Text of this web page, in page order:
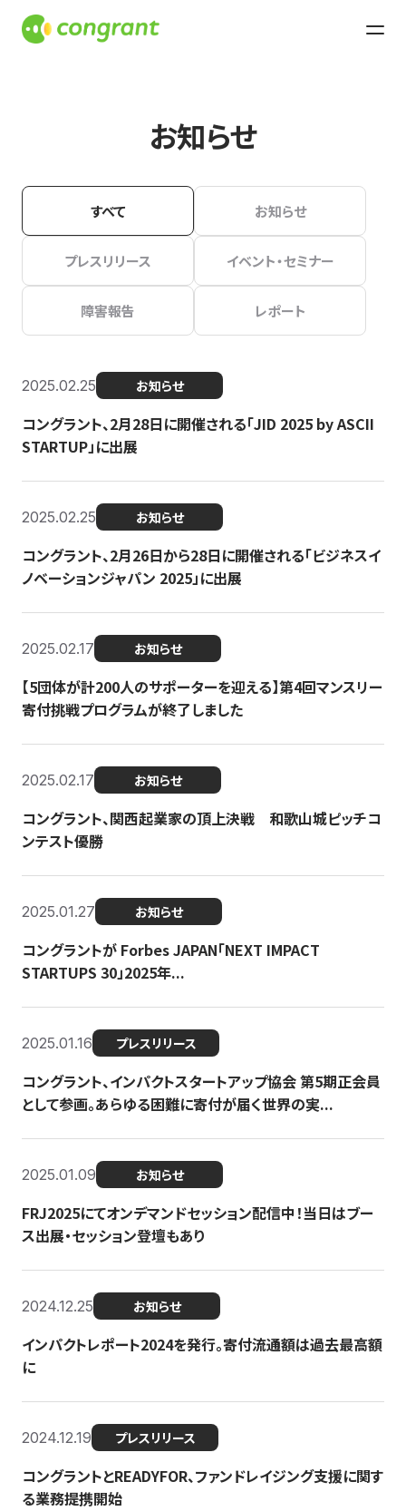
お知らせ
すべて お知らせ
プレスリリース イベント・セミナー
障害報告 レポート
2025.02.25 お知らせ
コングラント、2月28日に開催される「JID 2025 by ASCII
STARTUP」に出展
2025.02.25 お知らせ
コングラント、2月26日から28日に開催される「ビジネスイ
ノベーションジャパン 2025」に出展
2025.02.17 お知らせ
【5団体が計200人のサポーターを迎える】​​第4回マンスリー
寄付挑戦プログラムが終了しました
2025.02.17 お知らせ
コングラント、関西起業家の頂上決戦 和歌山城ピッチコ
ンテスト優勝
2025.01.27 お知らせ
コングラントが Forbes JAPAN「NEXT IMPACT
STARTUPS 30」2025年...
2025.01.16 プレスリリース
コングラント、インパクトスタートアップ協会 第5期正会員
として参画。あらゆる困難に寄付が届く世界の実...
2025.01.09 お知らせ
FRJ2025にてオンデマンドセッション配信中！当日はブー
ス出展・セッション登壇もあり
2024.12.25 お知らせ
インパクトレポート2024を発行。寄付流通額は過去最高額
に
2024.12.19 プレスリリース
コングラントとREADYFOR、ファンドレイジング支援に関す
る業務提携開始